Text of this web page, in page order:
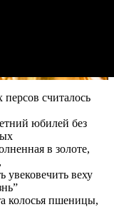
считалось
юбилей без
в золоте,
увековечить веху
колосья пшеницы,